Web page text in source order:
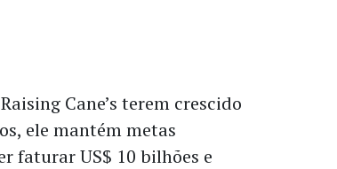
Cane’s terem crescido
ele mantém metas
faturar US$ 10 bilhões e